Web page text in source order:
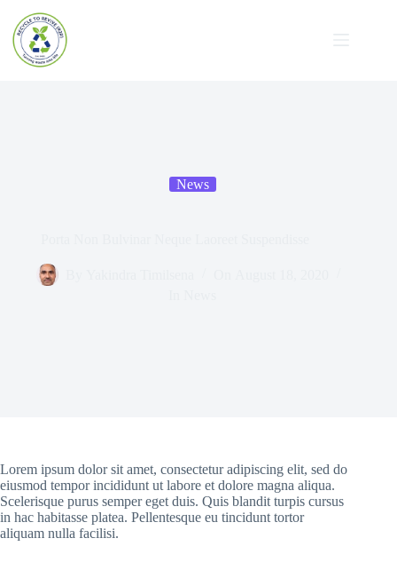
News
Lorem ipsum dolor sit amet, consectetur adipiscing elit, sed do
eiusmod tempor incididunt ut labore et dolore magna aliqua.
Scelerisque purus semper eget duis. Quis blandit turpis cursus
in hac habitasse platea. Pellentesque eu tincidunt tortor
aliquam nulla facilisi.